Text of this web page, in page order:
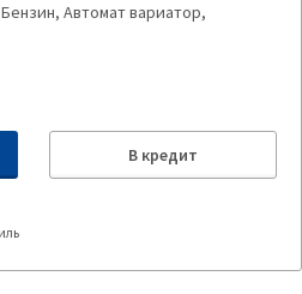
Бензин, Автомат вариатор,
В кредит